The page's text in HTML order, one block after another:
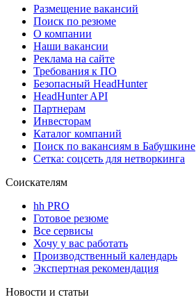
Размещение вакансий
Поиск по резюме
О компании
Наши вакансии
Реклама на сайте
Требования к ПО
Безопасный HeadHunter
HeadHunter API
Партнерам
Инвесторам
Каталог компаний
Поиск по вакансиям в Бабушкине
Сетка: соцсеть для нетворкинга
Соискателям
hh PRO
Готовое резюме
Все сервисы
Хочу у вас работать
Производственный календарь
Экспертная рекомендация
Новости и статьи